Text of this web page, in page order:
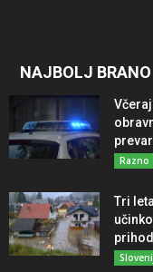
NAJBOLJ BRANO
Razno
Tri